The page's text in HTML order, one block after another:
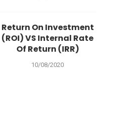
Return On Investment
(ROI) VS Internal Rate
Of Return (IRR)
10/08/2020